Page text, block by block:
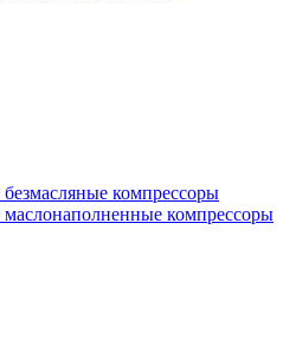
компрессоры
компрессоры